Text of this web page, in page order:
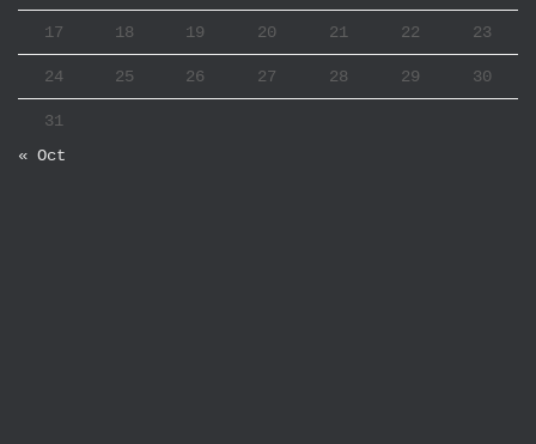
17 18 19 20 21 22 23
24 25 26 27 28 29 30
31
« Oct